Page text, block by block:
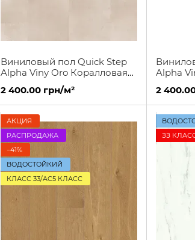
Виниловый пол Quick Step
Alpha Viny Oro Коралловая
2 400.00 грн/м²
Alpha
2
АКЦИЯ
РАСПРОДАЖА
−41%
ВОДОСТОЙКИЙ
КЛАСС 33/AC5 КЛАСС
ЗЗ